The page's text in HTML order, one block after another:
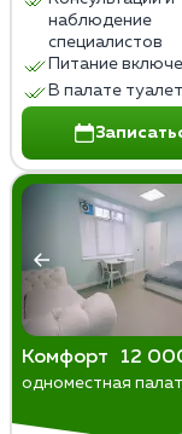
наблюдение
специалистов
Питание
В палате
Комфорт 12
одноместная